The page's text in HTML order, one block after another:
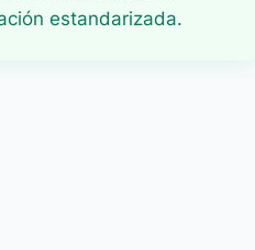
estandarizada.